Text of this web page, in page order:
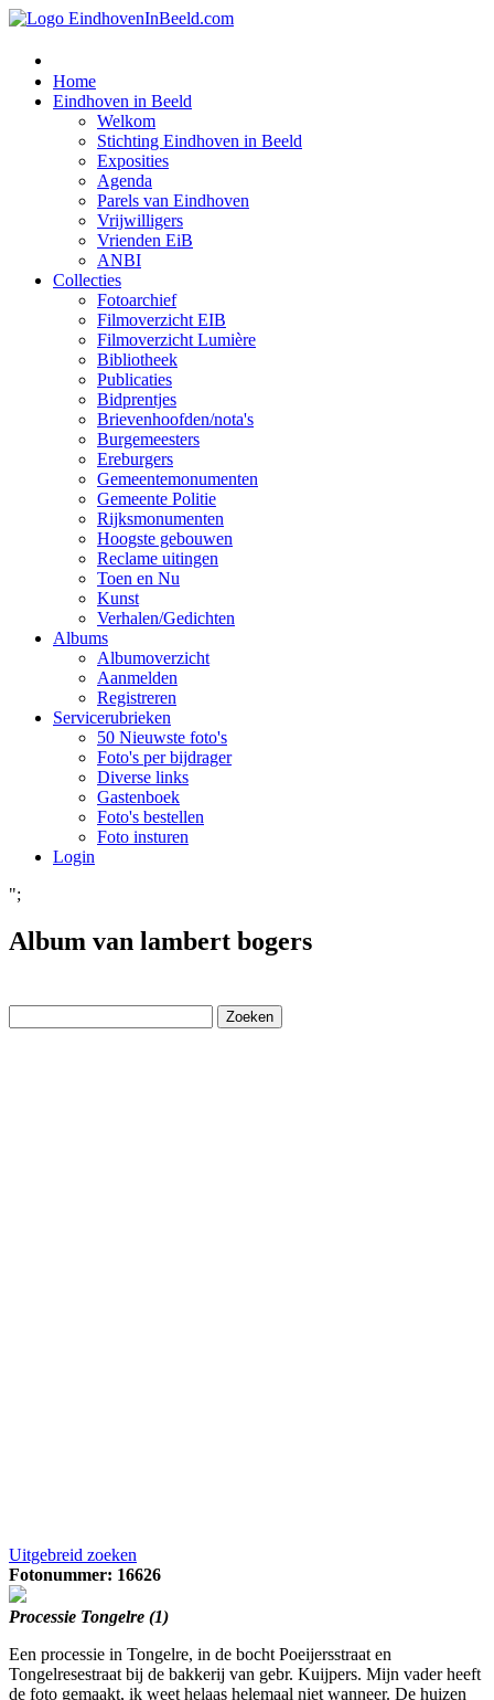
Home
Eindhoven in Beeld
Welkom
Stichting Eindhoven in Beeld
Exposities
Agenda
Parels van Eindhoven
Vrijwilligers
Vrienden EiB
ANBI
Collecties
Fotoarchief
Filmoverzicht EIB
Filmoverzicht Lumière
Bibliotheek
Publicaties
Bidprentjes
Brievenhoofden/nota's
Burgemeesters
Ereburgers
Gemeentemonumenten
Gemeente Politie
Rijksmonumenten
Hoogste gebouwen
Reclame uitingen
Toen en Nu
Kunst
Verhalen/Gedichten
Albums
Albumoverzicht
Aanmelden
Registreren
Servicerubrieken
50 Nieuwste foto's
Foto's per bijdrager
Diverse links
Gastenboek
Foto's bestellen
Foto insturen
Login
";
Album van lambert bogers
Uitgebreid zoeken
Fotonummer: 16626
Processie Tongelre (1)
Een processie in Tongelre, in de bocht Poeijersstraat en
Tongelresestraat bij de bakkerij van gebr. Kuijpers. Mijn vader heeft
de foto gemaakt, ik weet helaas helemaal niet wanneer. De huizen